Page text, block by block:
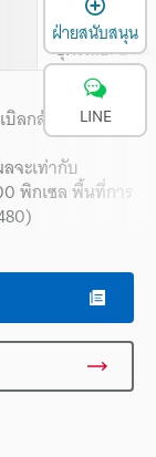
รวมเลนส์)
ชุดรีเลย์: ปร
บิลกล้องชนิด
จะเท่ากับ
พิกเซล พื้นที่การ
ฝ่ายสนับสนุน
LINE